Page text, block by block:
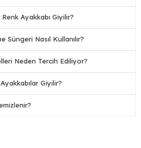
Ayakkabı Giyilir?
Süngeri Nasıl Kullanılır?
Neden Tercih Ediliyor?
Giyilir?